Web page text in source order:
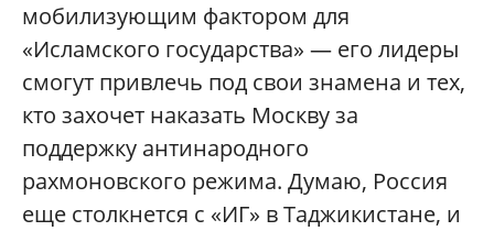
мобилизующим фактором для
«Исламского государства» — его лидеры
смогут привлечь под свои знамена и тех,
кто захочет наказать Москву за
поддержку антинародного
рахмоновского режима. Думаю, Россия
еще столкнется с «ИГ» в Таджикистане, и